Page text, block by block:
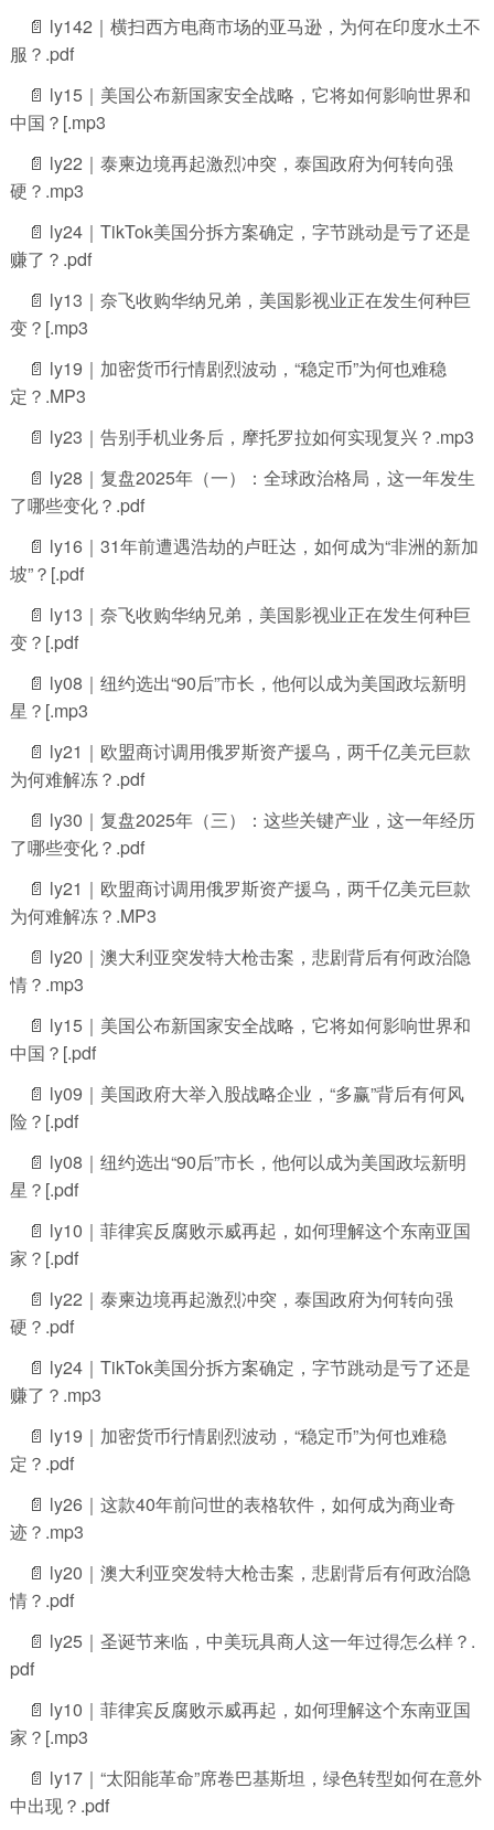
📄 ly142｜横扫西方电商市场的亚马逊，为何在印度水土不
服？.pdf
📄 ly15｜美国公布新国家安全战略，它将如何影响世界和
中国？[.mp3
📄 ly22｜泰柬边境再起激烈冲突，泰国政府为何转向强
硬？.mp3
📄 ly24｜TikTok美国分拆方案确定，字节跳动是亏了还是
赚了？.pdf
📄 ly13｜奈飞收购华纳兄弟，美国影视业正在发生何种巨
变？[.mp3
📄 ly19｜加密货币行情剧烈波动，“稳定币”为何也难稳
定？.MP3
📄 ly23｜告别手机业务后，摩托罗拉如何实现复兴？.mp3
📄 ly28｜复盘2025年（一）：全球政治格局，这一年发生
了哪些变化？.pdf
📄 ly16｜31年前遭遇浩劫的卢旺达，如何成为“非洲的新加
坡”？[.pdf
📄 ly13｜奈飞收购华纳兄弟，美国影视业正在发生何种巨
变？[.pdf
📄 ly08｜纽约选出“90后”市长，他何以成为美国政坛新明
星？[.mp3
📄 ly21｜欧盟商讨调用俄罗斯资产援乌，两千亿美元巨款
为何难解冻？.pdf
📄 ly30｜复盘2025年（三）：这些关键产业，这一年经历
了哪些变化？.pdf
📄 ly21｜欧盟商讨调用俄罗斯资产援乌，两千亿美元巨款
为何难解冻？.MP3
📄 ly20｜澳大利亚突发特大枪击案，悲剧背后有何政治隐
情？.mp3
📄 ly15｜美国公布新国家安全战略，它将如何影响世界和
中国？[.pdf
📄 ly09｜美国政府大举入股战略企业，“多赢”背后有何风
险？[.pdf
📄 ly08｜纽约选出“90后”市长，他何以成为美国政坛新明
星？[.pdf
📄 ly10｜菲律宾反腐败示威再起，如何理解这个东南亚国
家？[.pdf
📄 ly22｜泰柬边境再起激烈冲突，泰国政府为何转向强
硬？.pdf
📄 ly24｜TikTok美国分拆方案确定，字节跳动是亏了还是
赚了？.mp3
📄 ly19｜加密货币行情剧烈波动，“稳定币”为何也难稳
定？.pdf
📄 ly26｜这款40年前问世的表格软件，如何成为商业奇
迹？.mp3
📄 ly20｜澳大利亚突发特大枪击案，悲剧背后有何政治隐
情？.pdf
📄 ly25｜圣诞节来临，中美玩具商人这一年过得怎么样？.
pdf
📄 ly10｜菲律宾反腐败示威再起，如何理解这个东南亚国
家？[.mp3
📄 ly17｜“太阳能革命”席卷巴基斯坦，绿色转型如何在意外
中出现？.pdf